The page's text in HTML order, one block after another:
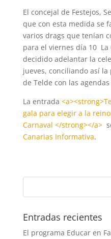
El concejal de Festejos,
que con esta medida se
varios drags que tenían
para el viernes día 10 La
decidido adelantar la
jueves, conciliando así
de Telde con las
La entrada
gala para elegir a la
Carnaval </strong></a>
Canarias Informativa.
Entradas recientes
El programa Educar en